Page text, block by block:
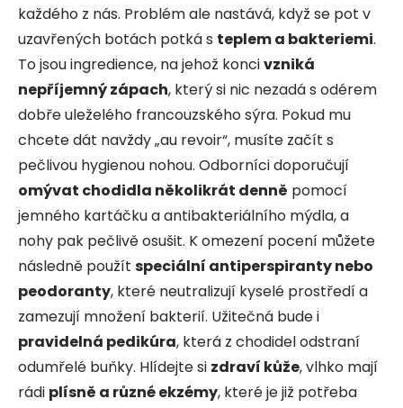
každého z nás. Problém ale nastává, když se pot v
uzavřených botách potká s teplem a bakteriemi.
To jsou ingredience, na jehož koncivzniká
nepříjemný zápach, který si nic nezadá s odérem
dobře uleželého francouzského sýra. Pokud mu
chcete dát navždy „au revoir“, musíte začít s
pečlivou hygienou nohou. Odborníci doporučují
omývat chodidla několikrát denně pomocí
jemného kartáčku a antibakteriálního mýdla, a
nohy pak pečlivě osušit. K omezení pocení můžete
následně použít speciální antiperspiranty nebo
peodoranty, které neutralizují kyselé prostředí a
zamezují množení bakterií. Užitečná bude i
pravidelná pedikúra, která z chodidel odstraní
odumřelé buňky. Hlídejte si zdraví kůže, vlhko mají
rádi plísně a různé ekzémy, které je již potřeba